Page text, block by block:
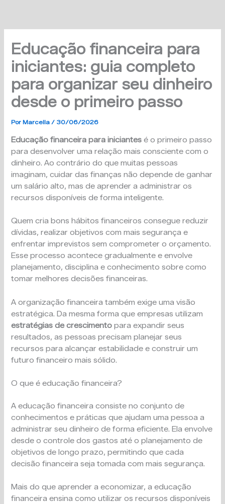
o
Educação financeira para
iniciantes: guia completo
para organizar seu dinheiro
desde o primeiro passo
Por Marcella/ 30/06/2026
Educação financeira para iniciantes é o primeiro passo
para desenvolver uma relação mais consciente com o
dinheiro. Ao contrário do que muitas pessoas
imaginam, cuidar das finanças não depende de ganhar
um salário alto, mas de aprender a administrar os
recursos disponíveis de forma inteligente.
Quem cria bons hábitos financeiros consegue reduzir
dívidas, realizar objetivos com mais segurança e
enfrentar imprevistos sem comprometer o orçamento.
Esse processo acontece gradualmente e envolve
planejamento, disciplina e conhecimento sobre como
tomar melhores decisões financeiras.
A organização financeira também exige uma visão
estratégica. Da mesma forma que empresas utilizam
estratégias de crescimento para expandir seus
resultados, as pessoas precisam planejar seus
recursos para alcançar estabilidade e construir um
futuro financeiro mais sólido.
O que é educação financeira?
A educação financeira consiste no conjunto de
conhecimentos e práticas que ajudam uma pessoa a
administrar seu dinheiro de forma eficiente. Ela envolve
desde o controle dos gastos até o planejamento de
objetivos de longo prazo, permitindo que cada
decisão financeira seja tomada com mais segurança.
Mais do que aprender a economizar, a educação
financeira ensina como utilizar os recursos disponíveis